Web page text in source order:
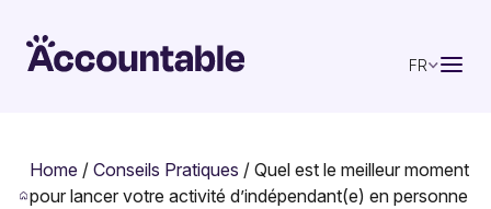
FR
Home / Conseils Pratiques / Quel est le meilleur moment
pour lancer votre activité d’indépendant(e) en personne